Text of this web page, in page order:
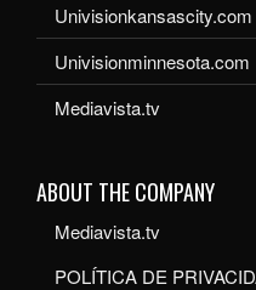
Univisionkansascity.com
Univisionminnesota.com
Mediavista.tv
ABOUT THE COMPANY
Mediavista.tv
POLÍTICA DE